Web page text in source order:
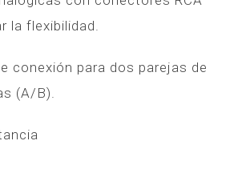
la flexibilidad.
conexión para dos parejas de
(A/B).